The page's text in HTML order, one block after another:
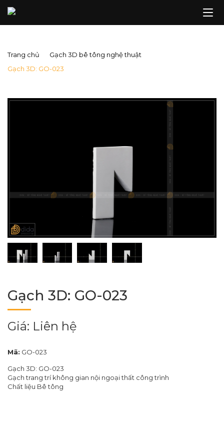
Trang chủ
Gạch 3D bê tông nghệ thuật
Gạch 3D: GO-023
Gạch 3D: GO-023
Giá: Liên hệ
Mã: GO-023
Gạch 3D: GO-023
Gạch trang trí không gian nội ngoại thất công trình
Chất liệu Bê tông